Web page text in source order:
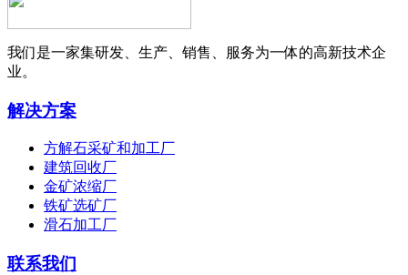
我们是一家集研发、生产、销售、服务为一体的高新技术企
业。
解决方案
方解石采矿和加工厂
建筑回收厂
金矿浓缩厂
铁矿选矿厂
滑石加工厂
联系我们